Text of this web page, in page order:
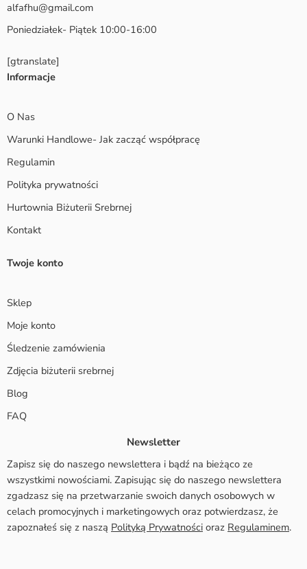
alfafhu@gmail.com
Poniedziałek- Piątek 10:00-16:00
[gtranslate]
Informacje
O Nas
Warunki Handlowe- Jak zacząć współpracę
Regulamin
Polityka prywatności
Hurtownia Biżuterii Srebrnej
Kontakt
Twoje konto
Sklep
Moje konto
Śledzenie zamówienia
Zdjęcia biżuterii srebrnej
Blog
FAQ
Newsletter
Zapisz się do naszego newslettera i bądź na bieżąco ze
wszystkimi nowościami. Zapisując się do naszego newslettera
zgadzasz się na przetwarzanie swoich danych osobowych w
celach promocyjnych i marketingowych oraz potwierdzasz, że
zapoznałeś się z naszą Polityką Prywatności oraz Regulaminem.